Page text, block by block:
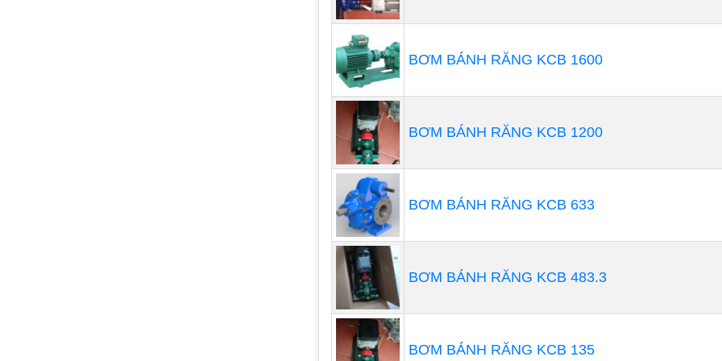
chất lỏng hóa chất ăn mòn cao.
BƠM BÁNH RĂNG KCB 1600
BƠM BÁNH RĂNG KCB 1200
BƠM BÁNH RĂNG KCB 633
BƠM BÁNH RĂNG KCB 483.3
BƠM BÁNH RĂNG KCB 135